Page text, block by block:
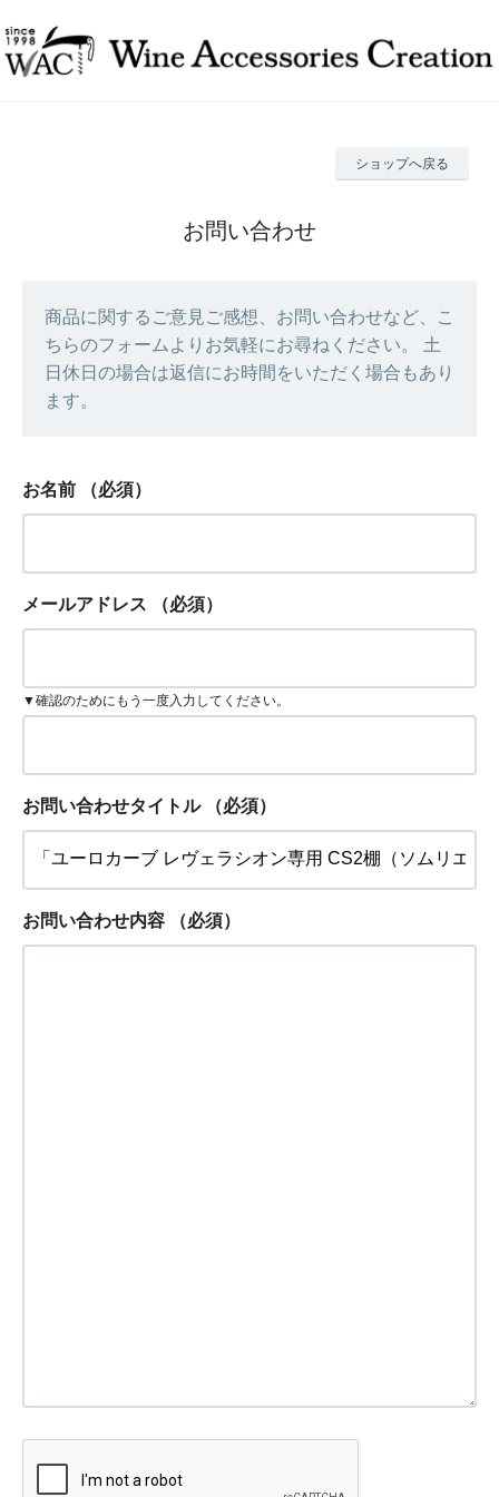
ショップへ戻る
お問い合わせ
商品に関するご意見ご感想、お問い合わせなど、こ
ちらのフォームよりお気軽にお尋ねください。 土
日休日の場合は返信にお時間をいただく場合もあり
ます。
お名前 （必須）
メールアドレス （必須）
▼確認のためにもう一度入力してください。
お問い合わせタイトル （必須）
お問い合わせ内容 （必須）